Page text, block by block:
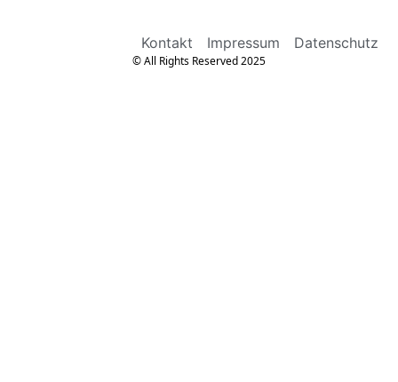
Kontakt Impressum Datenschutz
© All Rights Reserved 2025